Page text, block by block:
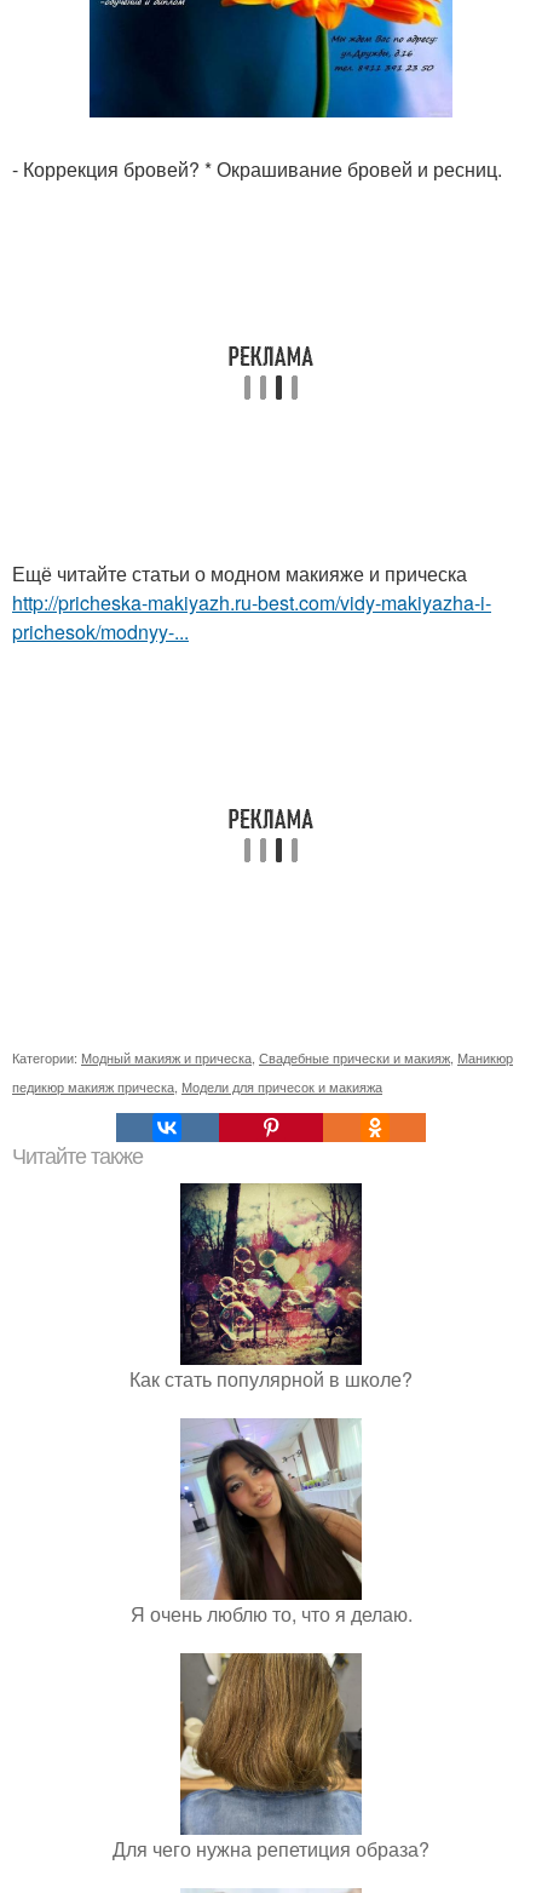
- Коррекция бровей? * Окрашивание бровей и ресниц.
Ещё читайте статьи о модном макияже и прическа
http://pricheska-makiyazh.ru-best.com/vidy-makiyazha-i-
prichesok/modnyy-...
Категории: Модный макияж и прическа, Свадебные прически и макияж, Маникюр
педикюр макияж прическа, Модели для причесок и макияжа
Читайте также
Как стать популярной в школе?
Я очень люблю то, что я делаю.
Для чего нужна репетиция образа?